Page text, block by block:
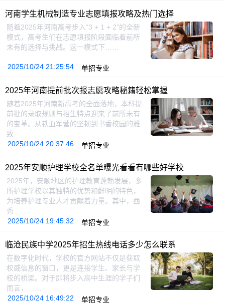
河南学生机械制造专业志愿填报攻略及热门选择
随着2025年河南高考步入“3 + 1 + 2”的全新
模式，高考生们在志愿填报阶段面临着前所
未有的选择与挑战。这一模式下……
2025/10/24 21:25:54 单招专业
2025年河南提前批次报志愿攻略秘籍轻松掌握
随着2025年河南新高考的全面落地，本科提
前批的录取规则与招生特点迎来了前所未有
的变革。从铁血军营的坚韧到书香校园的雅
致……
2025/10/24 20:37:46
单招专业
2025年安顺护理学校全名单曝光看看有哪些好学校
2025年，安顺地区的护理教育蓬勃发展，多
所护理学校以其独特的优势和鲜明的特色，
为培养护理专业人才贡献着力量。其中，西
秀……
2025/10/24 19:45:32
单招专业
临沧民族中学2025年招生热线电话多少怎么联系
在数字化时代，学校的官方网站不仅是获取
权威信息的窗口，更是连接学生、家长与学
校的桥梁。对于即将步入高中生涯的学子们
而言，……
2025/10/24 16:49:22
单招专业